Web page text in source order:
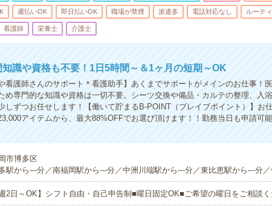
週払いOK 即日払いOK 職場が禁煙 派遣多 電話対応なし ルーテ
看護師 栄養士 介護士
識や資格も不要！1日5時間～＆1ヶ月の短期～OK
看護師さんのサポート＊看護助手】あくまでサポートがメインのお仕事！
め専門的な知識や資格は一切不要。シーツ交換や備品・カルテの整理、入
しずつお任せします！【働いて貯まるB-POINT（ブレイブポイント）】お
アイテムから、最大88%OFFでお選び頂けます！！勤務当日も申請可
市博多区
駅から---分／南福岡駅から---分／中洲川端駅から---分／東比恵駅から---分
週2日～OK】シフト自由・自己申告制■曜日固定OK■ご希望の曜日をご相談く